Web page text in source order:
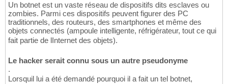
Un botnet est un vaste réseau de dispositifs dits esclaves ou
zombies. Parmi ces dispositifs peuvent figurer des PC
traditionnels, des routeurs, des smartphones et même des
objets connectés (ampoule intelligente, réfrigérateur, tout ce qui
fait partie de lInternet des objets).
Le hacker serait connu sous un autre pseudonyme
.
Lorsquil lui a été demandé pourquoi il a fait un tel botnet,